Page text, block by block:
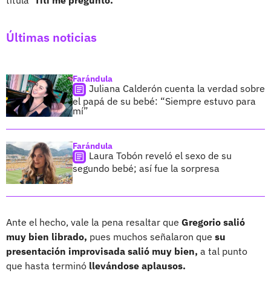
Últimas noticias
Farándula
Juliana Calderón cuenta la verdad sobre
el papá de su bebé: “Siempre estuvo para
mí”
Farándula
Laura Tobón reveló el sexo de su
segundo bebé; así fue la sorpresa
Ante el hecho, vale la pena resaltar que Gregorio salió
muy bien librado, pues muchos señalaron que su
presentación improvisada salió muy bien, a tal punto
que hasta terminó llevándose aplausos.